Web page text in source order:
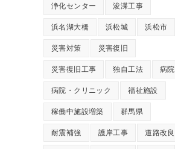
浄化センター 浚渫工事
浜名湖大橋 浜松城 浜松市
災害対策 災害復旧
災害復旧工事 独自工法 病院
病院・クリニック 福祉施設
稼働中施設増築 群馬県
耐震補強 護岸工事 道路改良